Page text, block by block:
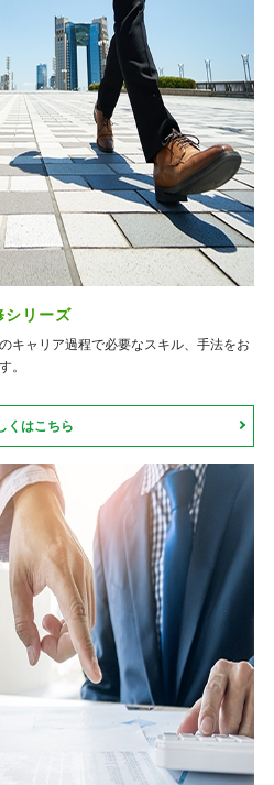
シリーズ
キャリア過程で必要なスキル、手法をお
。
くはこちら